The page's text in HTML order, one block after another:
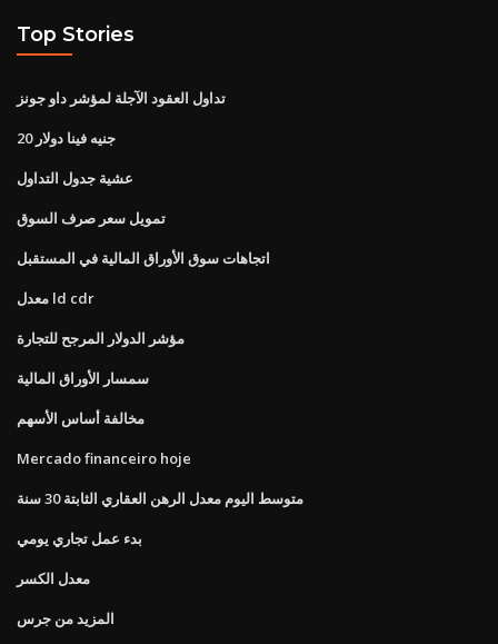
Top Stories
تداول العقود الآجلة لمؤشر داو جونز
20 جنيه فينا دولار
عشية جدول التداول
تمويل سعر صرف السوق
اتجاهات سوق الأوراق المالية في المستقبل
معدل ld cdr
مؤشر الدولار المرجح للتجارة
سمسار الأوراق المالية
مخالفة أساس الأسهم
Mercado financeiro hoje
متوسط ​​اليوم معدل الرهن العقاري الثابتة 30 سنة
بدء عمل تجاري يومي
معدل الكسر
المزيد من جرس